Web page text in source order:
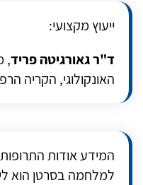
ייעוץ מקצועי:
ד"ר גאורגיטה פריד,
האונקולוגי, הקריה
המידע אודות
למלחמה בסרטן הוא